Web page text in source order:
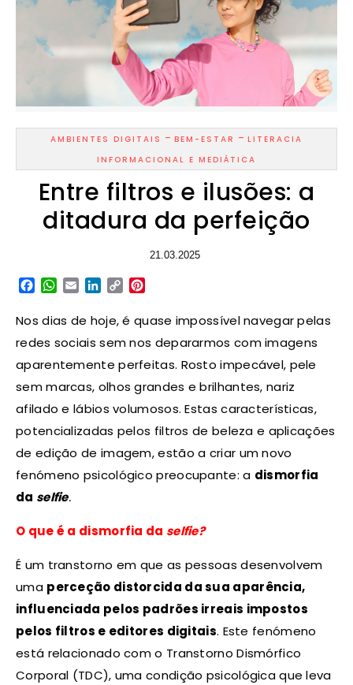
AMBIENTES DIGITAIS - BEM-ESTAR - LITERACIA
INFORMACIONAL E MEDIÁTICA
Entre filtros e ilusões: a
ditadura da perfeição
21.03.2025
Facebook
WhatsApp
EmailLinkedIn
Copy
Nos dias de hoje, é quase impossível navegar pelas
redes sociais sem nos depararmos com imagens
aparentemente perfeitas. Rosto impecável, pele
sem marcas, olhos grandes e brilhantes, nariz
afilado e lábios volumosos. Estas características,
potencializadas pelos filtros de beleza e aplicações
de edição de imagem, estão a criar um novo
fenómeno psicológico preocupante: a dismorfia
da selfie.
O que é a dismorfia da selfie?
É um transtorno em que as pessoas desenvolvem
uma perceção distorcida da sua aparência,
influenciada pelos padrões irreais impostos
pelos filtros e editores digitais. Este fenómeno
está relacionado com o Transtorno Dismórfico
Corporal (TDC), uma condição psicológica que leva